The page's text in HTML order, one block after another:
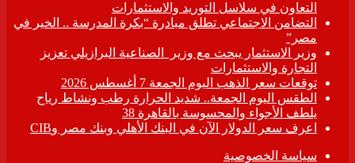
التعاون في سلاسل التوريد والاستثمارات
التضامن الاجتماعي تطلق مبادرة “بكرة المدرسة .. الخير في
مصر”
وزير الاستثمار يبحث مع وزير الصناعية البرازيلي تعزيز
التجارة والاستثمارات
توقعات سعر الذهب اليوم الجمعة 7 أغسطس 2026
الطقس اليوم الجمعة.. شديد الحرارة رطب ونشاط رياح
يلطف الأجواء والمحسوسة بالقاهرة 38
اعرف سعر الدولار الآن في البنك الأهلي وبنك مصر وCIB
سياسة الخصوصية